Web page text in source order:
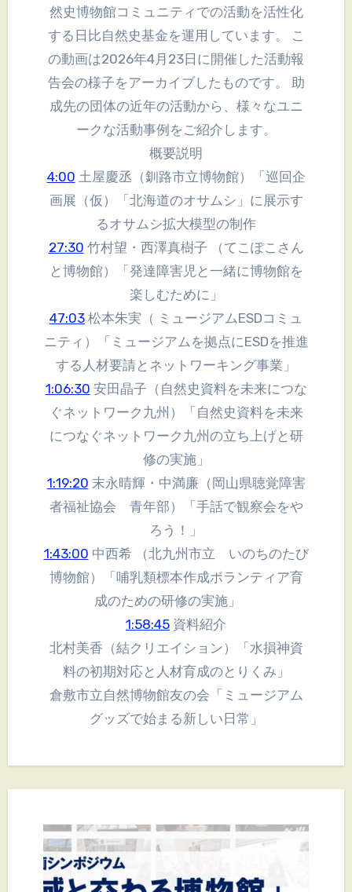
然史博物館コミュニティでの活動を活性化
する日比自然史基金を運用しています。 こ
の動画は2026年4月23日に開催した活動報
告会の様子をアーカイブしたものです。 助
成先の団体の近年の活動から、様々なユニ
ークな活動事例をご紹介します。
概要説明
4:00 土屋慶丞（釧路市立博物館）「巡回企
画展（仮）「北海道のオサムシ」に展示す
るオサムシ拡大模型の制作
27:30 竹村望・西澤真樹子 （てこぽこさん
と博物館）「発達障害児と一緒に博物館を
楽しむために」
47:03 松本朱実（ ミュージアムESDコミュ
ニティ）「ミュージアムを拠点にESDを推進
する人材要請とネットワーキング事業」
1:06:30 安田晶子（自然史資料を未来につな
ぐネットワーク九州）「自然史資料を未来
につなぐネットワーク九州の立ち上げと研
修の実施」
1:19:20 末永晴輝・中満廉（岡山県聴覚障害
者福祉協会 青年部）「手話で観察会をや
ろう！」
1:43:00 中西希 （北九州市立 いのちのたび
博物館）「哺乳類標本作成ボランティア育
成のための研修の実施」
1:58:45 資料紹介
北村美香（結クリエイション）「水損神資
料の初期対応と人材育成のとりくみ」
倉敷市立自然博物館友の会「ミュージアム
グッズで始まる新しい日常」